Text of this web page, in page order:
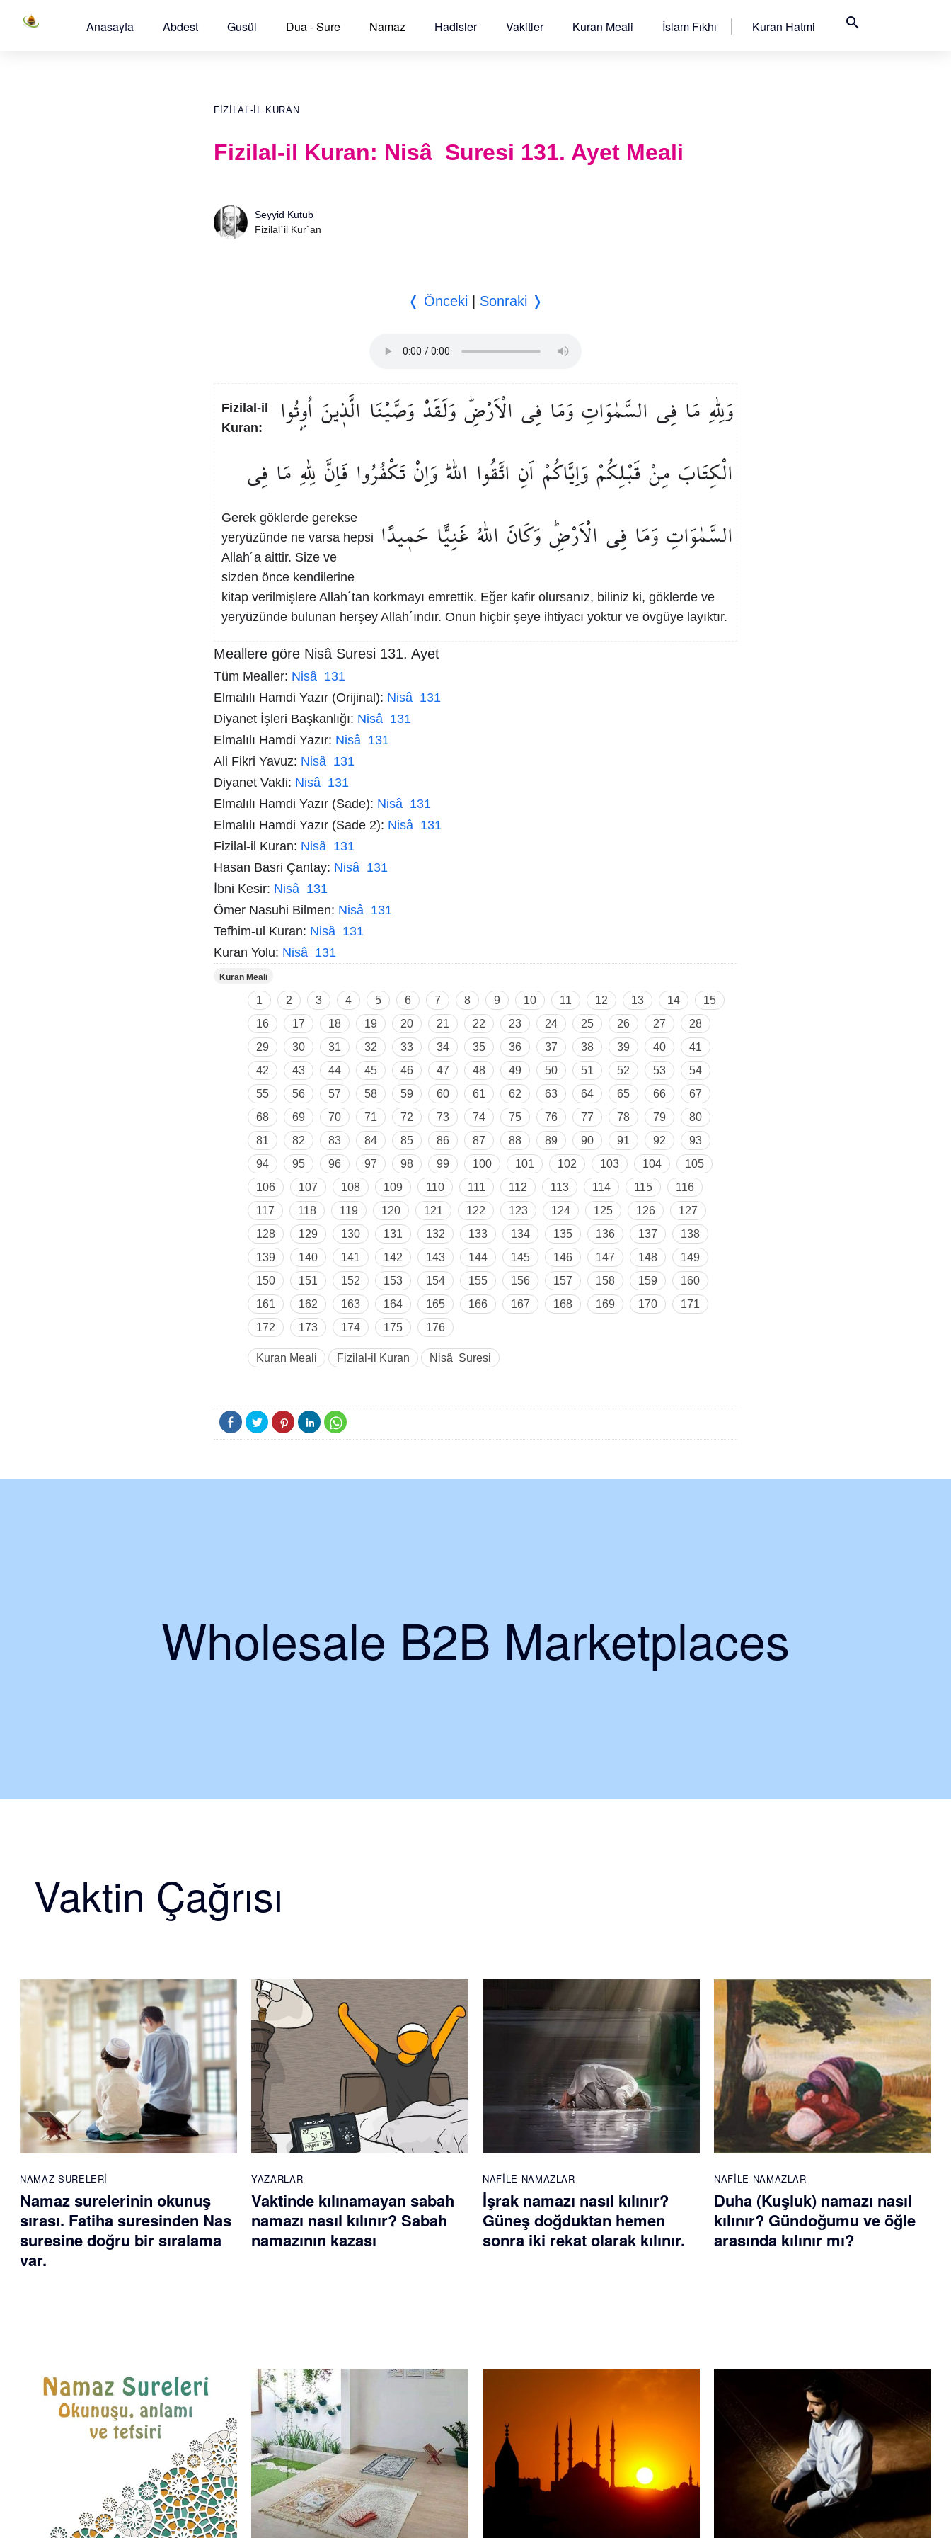
Anasayfa Abdest Gusül Dua - Sure Namaz Hadisler Vakitler Kuran Meali İslam Fıkhı Kuran Hatmi search
FIZILAL-IL KURAN
Fizilal-il Kuran: Nisâ Suresi 131. Ayet Meali
Seyyid Kutub
Fizilal´il Kur`an
❬ Önceki | Sonraki ❭
وَلِلّٰهِ مَا فِي السَّمٰوَاتِوَمَا فِي الْاَرْضِۜوَلَقَدْ وَصَّيْنَا الَّذ۪ينَ اُو۫تُوا
الْكِتَابَ مِنْقَبْلِكُمْوَاِيَّاكُمْاَنِ اتَّقُوا اللّٰهَۜوَاِنْتَكْفُرُوا فَاِنَّ لِلّٰهِ مَا فِي
السَّمٰوَاتِوَمَا فِي الْاَرْضِۜوَكَانَ اللّٰهُغَنِيًّا حَم۪يدًا
Fizilal-il
Kuran:
Gerek göklerde gerekse
yeryüzünde ne varsa hepsi
Allah´a aittir. Size ve
sizden önce kendilerine
kitap verilmişlere Allah´tan korkmayı emrettik. Eğer kafir olursanız, biliniz ki, göklerde ve
yeryüzünde bulunan herşey Allah´ındır. Onun hiçbir şeye ihtiyacı yoktur ve övgüye layıktır.
Meallere göre Nisâ Suresi 131. Ayet
Tüm Mealler: Nisâ 131
Elmalılı Hamdi Yazır (Orijinal): Nisâ 131
Diyanet İşleri Başkanlığı: Nisâ 131
Elmalılı Hamdi Yazır: Nisâ 131
Ali Fikri Yavuz: Nisâ 131
Diyanet Vakfi: Nisâ 131
Elmalılı Hamdi Yazır (Sade): Nisâ 131
Elmalılı Hamdi Yazır (Sade 2): Nisâ 131
Fizilal-il Kuran: Nisâ 131
Hasan Basri Çantay: Nisâ 131
İbni Kesir: Nisâ 131
Ömer Nasuhi Bilmen: Nisâ 131
Tefhim-ul Kuran: Nisâ 131
Kuran Yolu: Nisâ 131
Kuran Meali
1 2 3 4 5 6 7 8 9 10 11 12 13 14
15
16
17 18 19 20 21 22 23 24 25 26 27
28
29
30 31 32 33 34 35 36 37 38 39 40
41
42
43 44 45 46 47 48 49 50 51 52 53
54
55
56 57 58 59 60 61 62 63 64 65 66
67
68
69 70 71 72 73 74 75 76 77 78 79
80
81
82 83 84 85 86 87 88 89 90 91 92
93
94
95 96 97 98 99 100 101 102 103 104
105
106
107 108 109 110 111 112 113 114 115
116
117
118 119 120 121 122 123 124 125 126
127
128
129 130 131 132 133 134 135 136 137
138
139
140 141 142 143 144 145 146 147 148
149
150
151 152 153 154 155 156 157 158 159
160
161
162 163 164 165 166 167 168 169 170
171
172
173 174 175 176
Kuran Meali Fizilal-il Kuran Nisâ Suresi
Wholesale B2B Marketplaces
Vaktin Çağrısı
NAMAZ SURELERI
Namaz surelerinin okunuş
sırası. Fatiha suresinden Nas
suresine doğru bir sıralama
var.
YAZARLAR
Vaktinde kılınamayan sabah
namazı nasıl kılınır? Sabah
namazının kazası
NAFILE NAMAZLAR
İşrak namazı nasıl kılınır?
Güneş doğduktan hemen
sonra iki rekat olarak kılınır.
NAFILE NAMAZLAR
Duha (Kuşluk) namazı nasıl
kılınır? Gündoğumu ve öğle
arasında kılınır mı?